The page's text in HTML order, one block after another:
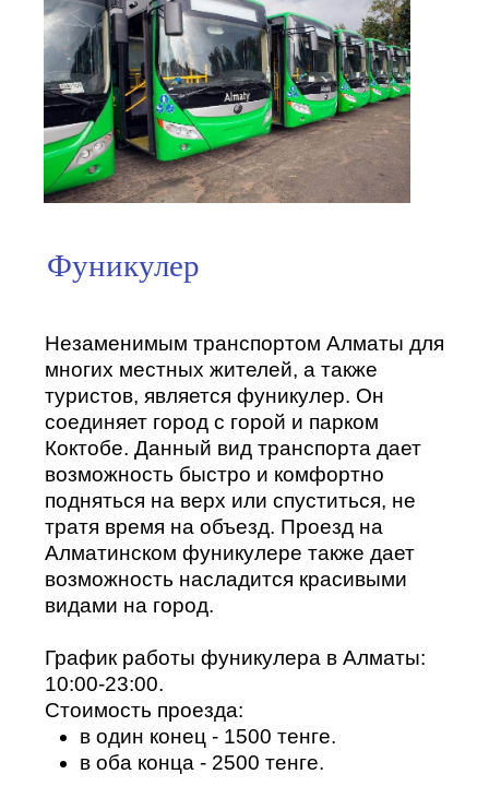
Фуникулер
Незаменимым транспортом Алматы для
многих местных жителей, а также
туристов, является фуникулер. Он
соединяет город с горой и парком
Коктобе. Данный вид транспорта дает
возможность быстро и комфортно
подняться на верх или спуститься, не
тратя время на объезд. Проезд на
Алматинском фуникулере также дает
возможность насладится красивыми
видами на город.
График работы фуникулера в Алматы:
10:00-23:00.
Стоимость проезда:
в один конец - 1500 тенге.
в оба конца - 2500 тенге.